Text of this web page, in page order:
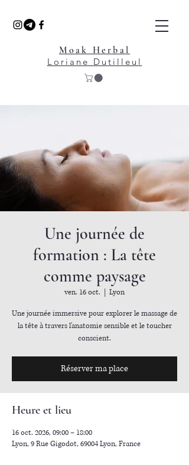
Moak Herbal
Loriane Dutilleul
Une journée de
formation : La tête
comme paysage
ven. 16 oct. Lyon
Une journée immersive pour explorer le massage de
la tête à travers l’anatomie sensible et le toucher
conscient.
Réserver ma place
Heure et lieu
16 oct. 2026, 09:00 – 18:00
Lyon, 9 Rue Gigodot, 69004 Lyon, France